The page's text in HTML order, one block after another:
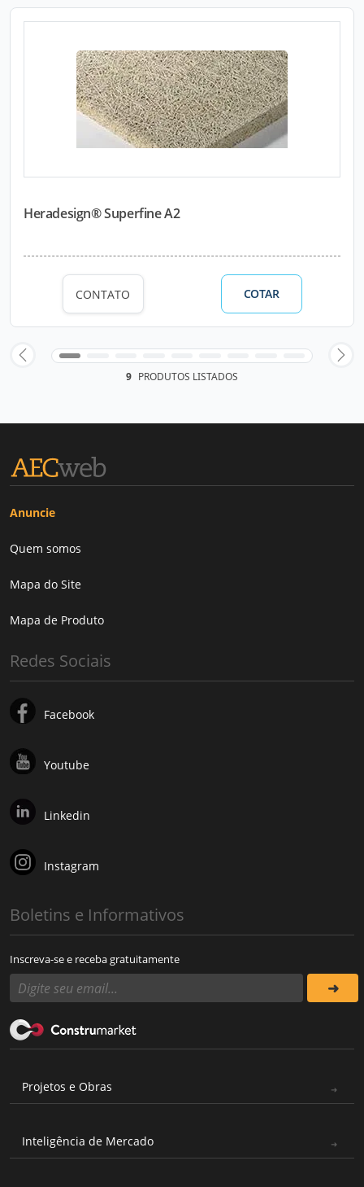
Heradesign® Superfine A2
CONTATO COTAR
9 PRODUTOS LISTADOS
Anuncie
Quem somos
Mapa do Site
Mapa de Produto
Redes Sociais
Facebook
Youtube
Linkedin
Instagram
Boletins e Informativos
Inscreva-se e receba gratuitamente
Projetos e Obras
Inteligência de Mercado